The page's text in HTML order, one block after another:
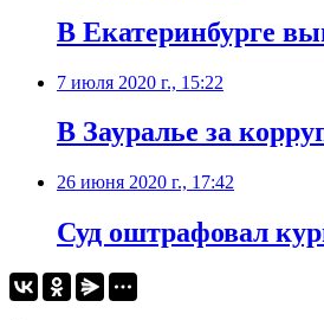
В Екатеринбурге
7 июля 2020 г., 15:22
В Зауралье за
26 июня 2020 г., 17:42
Суд оштрафовал